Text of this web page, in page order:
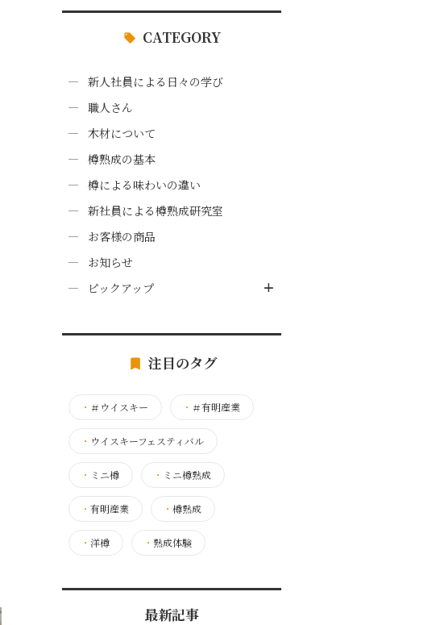
CATEGORY
新人社員による日々の学び
職人さん
木材について
樽熟成の基本
樽による味わいの違い
新社員による樽熟成研究室
お客様の商品
お知らせ
ピックアップ
注目のタグ
・ ＃ウイスキー ・ ＃有明産業
・ ウイスキーフェスティバル
・ ミニ樽 ・ ミニ樽熟成
・ 有明産業 ・ 樽熟成
・ 洋樽 ・ 熟成体験
最新記事